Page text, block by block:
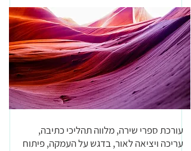
עורכת ספרי שירה, מלווה תהליכי כתיבה,
עריכה ויציאה לאור, בדגש על העמקה, פיתוח